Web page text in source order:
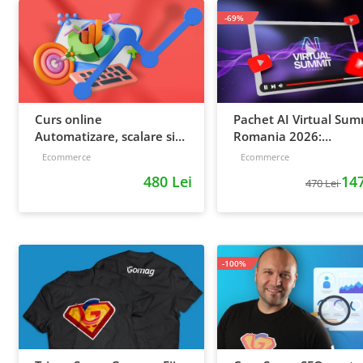
Curs online
Automatizare, scalare si
loializare: ponturi pentru
Ecommerce
480 Lei
Pachet AI Virtual
Romania 2026:
inregistrari + materiale
Ecommerce
470 Lei
-69%
-100%